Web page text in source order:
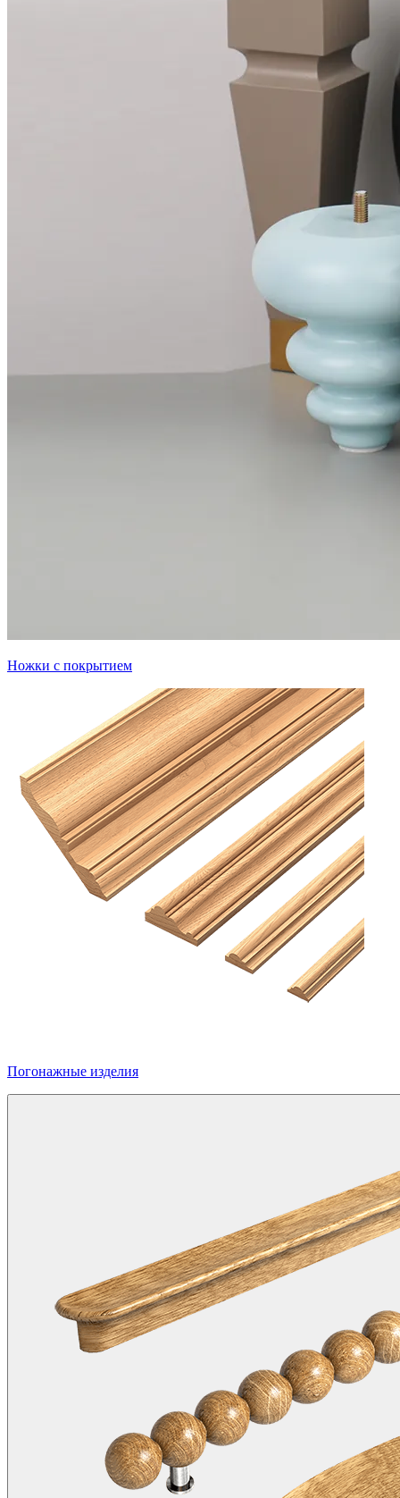
Ножки с покрытием
Погонажные изделия